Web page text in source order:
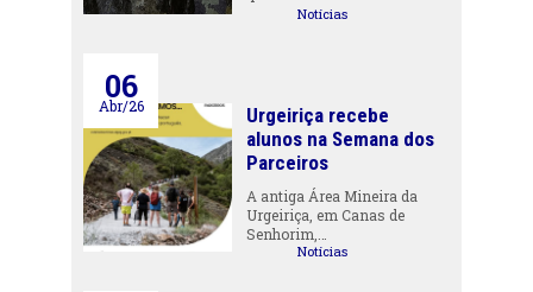
Notícias
06
Abr/26
Urgeiriça recebe
alunos na Semana dos
Parceiros
A antiga Área Mineira da
Urgeiriça, em Canas de
Senhorim,…
Notícias